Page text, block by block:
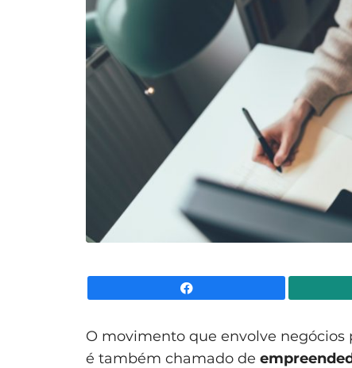
O movimento que envolve
é também chamado de